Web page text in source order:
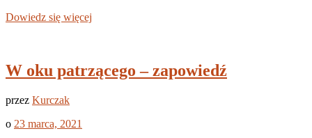
Dowiedz się więcej
W oku patrzącego – zapowiedź
przez Kurczak
o 23 marca, 2021